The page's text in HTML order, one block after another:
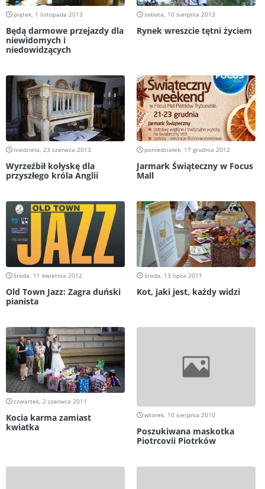
piątek, 1 listopada 2013
Będą darmowe przejazdy dla
niewidomych i
niedowidzących
sobota, 10 sierpnia 2013
Rynek wreszcie tętni życiem
niedziela, 23 czerwca 2013
Wyrzeźbił kołyskę dla
przyszłego króla Anglii
poniedziałek, 17 grudnia 2012
Jarmark Świąteczny w Focus
Mall
środa, 11 kwietnia 2012
Old Town Jazz: Zagra duński
pianista
środa, 13 lipca 2011
Kot, jaki jest, każdy widzi
czwartek, 2 czerwca 2011
Kocia karma zamiast
kwiatka
wtorek, 10 sierpnia 2010
Poszukiwana maskotka
Piotrcovii Piotrków